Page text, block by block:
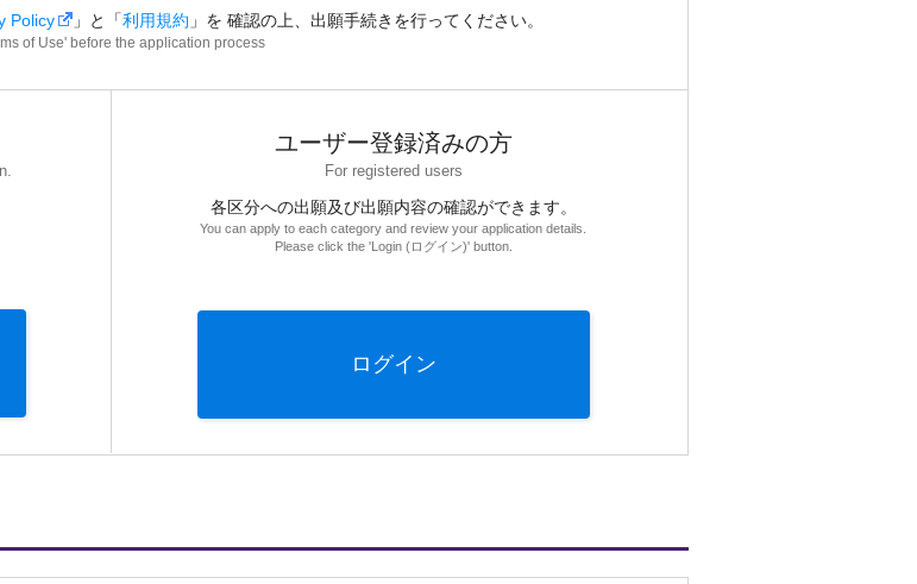
Policy 」と「利用規約 」を 確認の上、出願手続きを行ってください。
of Use' before the application process
ユーザー登録済みの方
For registered users
各区分への出願及び出願内容の確認ができます。
You can apply to each category and review your application details.
Please click the 'Login (ログイン)' button.
ログイン